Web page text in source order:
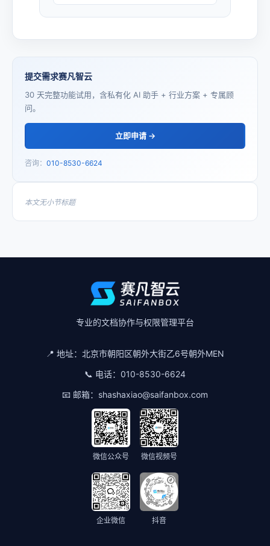
提交需求赛凡智云
30 天完整功能试用，含私有化 AI 助手 + 行业方案 + 专属顾
问。
立即申请 →
咨询： 010-8530-6624
本文无小节标题
专业的文档协作与权限管理平台
📍 地址： 北京市朝阳区朝外大街乙6号朝外MEN
📞 电话： 010-8530-6624
📧 邮箱： shashaxiao@saifanbox.com
微信公众号 微信视频号
企业微信 抖音